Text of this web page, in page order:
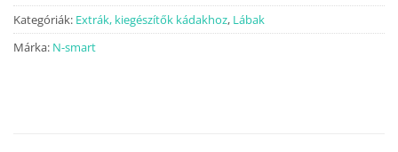
Kategóriák: Extrák, kiegészítők kádakhoz, Lábak
Márka: N-smart